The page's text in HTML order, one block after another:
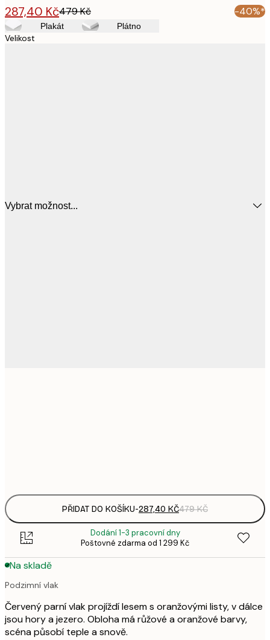
287,40 Kč479 Kč -40%*
Plakát Plátno
Velikost
Vybrat možnost...
PŘIDAT DO KOŠÍKU-287,40 KČ479 KČ
Dodání 1-3 pracovní dny
Poštovné zdarma od 1 299 Kč
Na skladě
Podzimní vlak
Červený parní vlak projíždí lesem s oranžovými listy, v dálce
jsou hory a jezero. Obloha má růžové a oranžové barvy,
scéna působí teple a snově.